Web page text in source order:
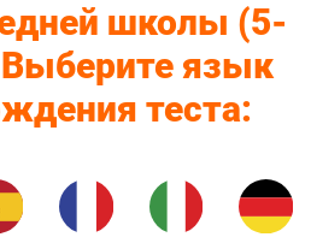
школы (5-
язык
теста: